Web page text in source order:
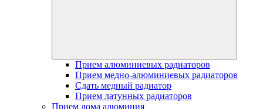
Прием алюминиевых радиаторов
Прием медно-алюминиевых радиаторов
Сдать медный радиатор
Прием латунных радиаторов
Прием лома алюминия